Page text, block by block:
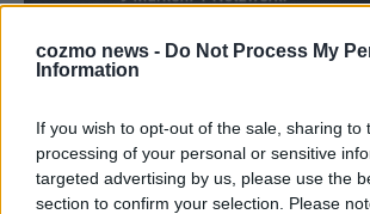
cozmo news - Do Not Process My
Information
If you wish to opt-out of the sale, sharing to
processing of your personal or sensitive
targeted advertising by us, please use the
section to confirm your selection. Please